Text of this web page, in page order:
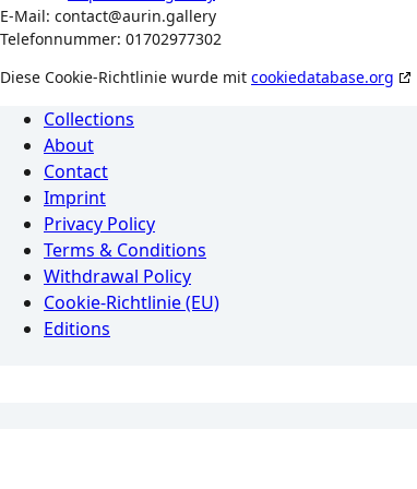
E-Mail: contact@aurin.gallery
Telefonnummer: 01702977302
Diese Cookie-Richtlinie wurde mit cookiedatabase.org
Collections
About
Contact
Imprint
Privacy Policy
Terms & Conditions
Withdrawal Policy
Cookie-Richtlinie (EU)
Editions